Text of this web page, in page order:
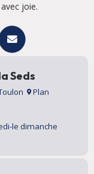
joie.
Seds
Plan
le dimanche